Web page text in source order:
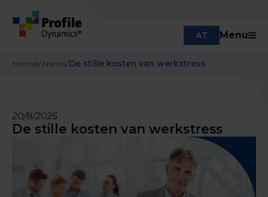
AT Menu
Home/News/De stille kosten van werkstress
20/8/2025
De stille kosten van werkstress